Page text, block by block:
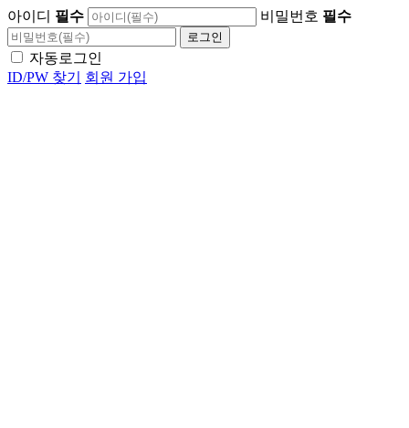
아이디 필수 비밀번호 필수
자동로그인
ID/PW 찾기
회원 가입